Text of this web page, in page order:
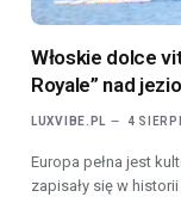
Włoskie dolce
Royale” nad
LUXVIBE.PL 4
Europa pełna jest
zapisały się w